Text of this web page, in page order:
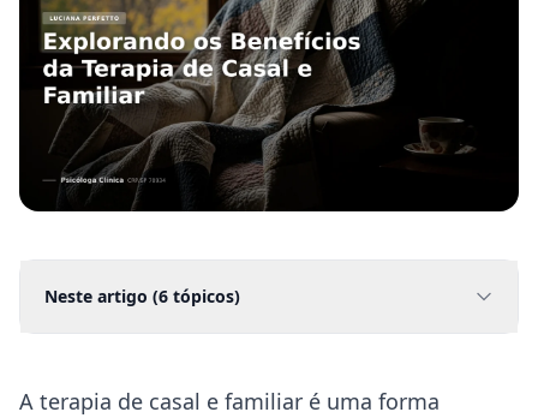
Neste artigo (6 tópicos)
A ⁣ terapia de casal e familiar é uma forma